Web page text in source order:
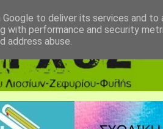
to deliver its services and to
with performance and security
address abuse.